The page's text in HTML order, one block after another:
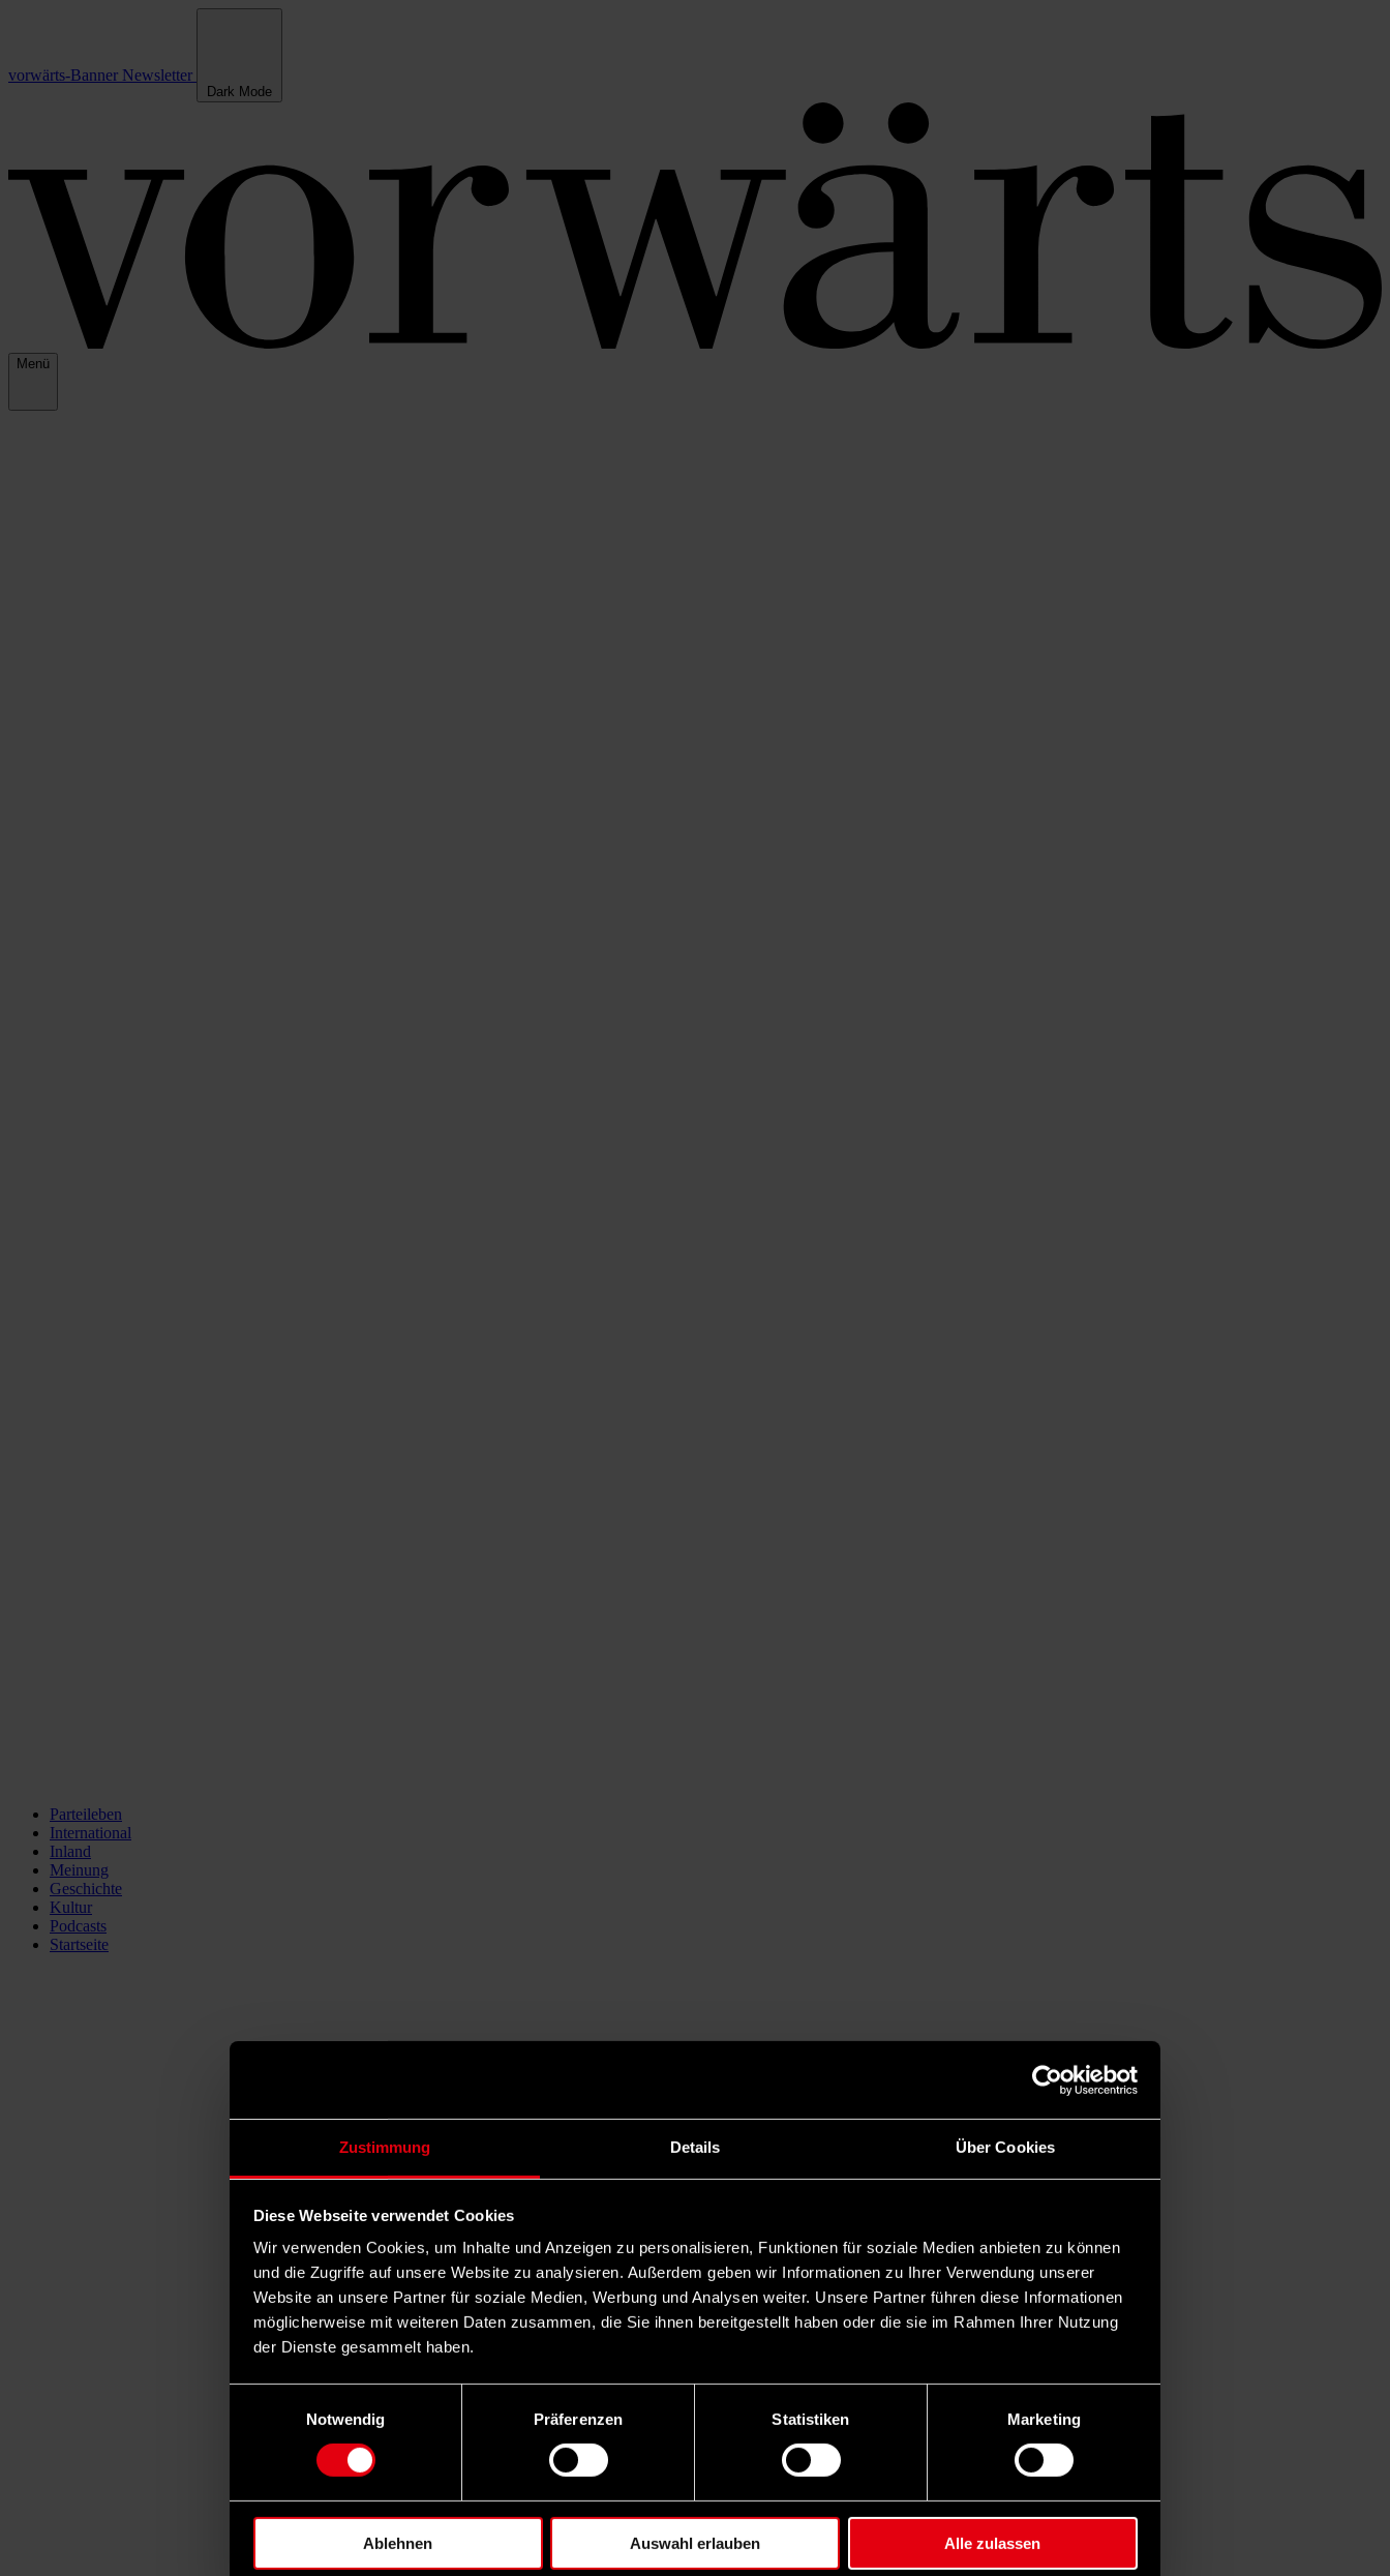
Zustimmung Details Über Cookies
Diese Webseite verwendet Cookies
Wir verwenden Cookies, um Inhalte und Anzeigen zu personalisieren, Funktionen für soziale Medien anbieten zu können
und die Zugriffe auf unsere Website zu analysieren. Außerdem geben wir Informationen zu Ihrer Verwendung unserer
Website an unsere Partner für soziale Medien, Werbung und Analysen weiter. Unsere Partner führen diese Informationen
möglicherweise mit weiteren Daten zusammen, die Sie ihnen bereitgestellt haben oder die sie im Rahmen Ihrer Nutzung
der Dienste gesammelt haben.
Notwendig
Präferenzen Statistiken Marketing
Ablehnen Auswahl erlauben Alle zulassen
vorwärts-Banner Newsletter
Dark Mode
Menü
Parteileben
International
Inland
Meinung
Geschichte
Kultur
Podcasts
Startseite